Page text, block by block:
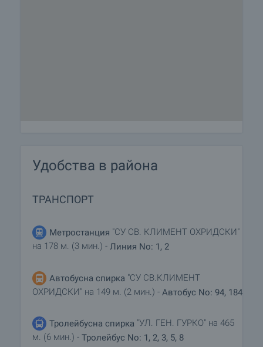
Удобства в района
ТРАНСПОРТ
Метростанция "СУ СВ. КЛИМЕНТ ОХРИДСКИ"
на 178 м. (3 мин.) - Линия No: 1, 2
Автобусна спирка "СУ СВ.КЛИМЕНТ
ОХРИДСКИ" на 149 м. (2 мин.) - Автобус No: 94, 184
Тролейбусна спирка "УЛ. ГЕН. ГУРКО" на 465
м. (6 мин.) - Тролейбус No: 1, 2, 3, 5, 8